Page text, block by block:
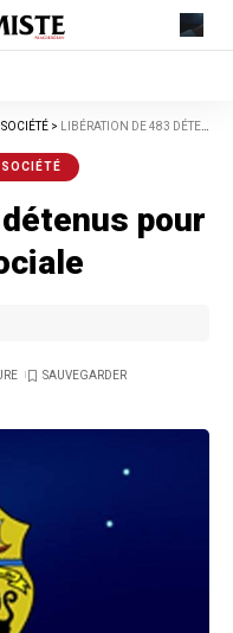
SOCIÉTÉ > LIBÉRATION DE 483 DÉTENUS POUR UNE RÉINSERTION SOCIALE
SOCIÉTÉ
pour